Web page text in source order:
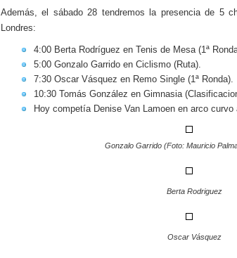
Además, el sábado 28 tendremos la presencia de 5
Londres:
4:00 Berta Rodríguez en Tenis de Mesa (1ª
5:00 Gonzalo Garrido en Ciclismo (Ruta).
7:30 Oscar Vásquez en Remo Single (1ª Ronda).
10:30 Tomás González en Gimnasia
Hoy competía Denise Van Lamoen en arco curvo
Gonzalo Garrido (Foto: Mauricio
Berta Rodriguez
Oscar Vásquez